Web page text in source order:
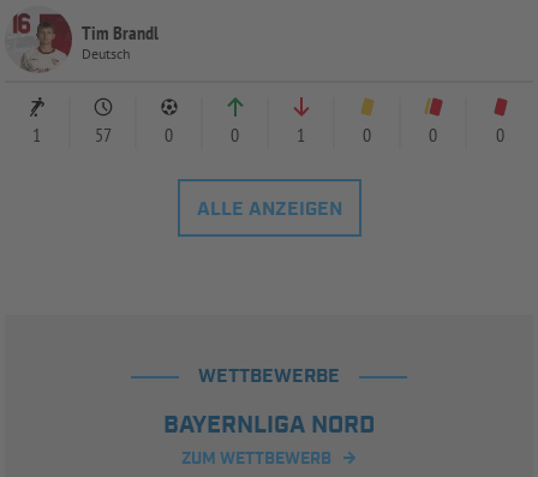
Tim Brandl
Deutsch
1 57 0 0 1 0 0 0
ALLE ANZEIGEN
WETTBEWERBE
BAYERNLIGA NORD
ZUM WETTBEWERB